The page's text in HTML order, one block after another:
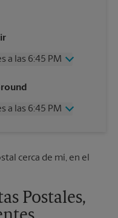
a las 6:45 PM
a las 6:45 PM
Postales,